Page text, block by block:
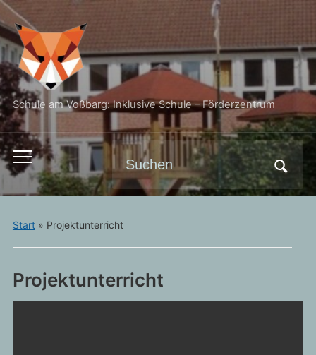
Schule am Voßbarg: Inklusive Schule – Förderzentrum
Toggle
mobile
Search
for:
Start» Projektunterricht
Projektunterricht